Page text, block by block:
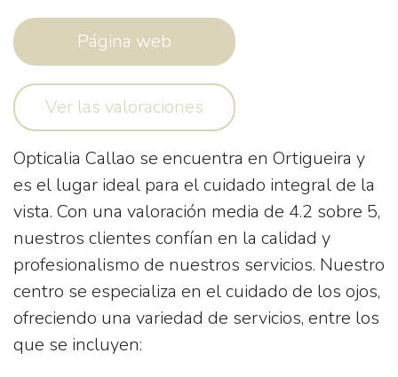
Página web
Ver las valoraciones
Opticalia Callao se encuentra en Ortigueira y
es el lugar ideal para el cuidado integral de la
vista. Con una valoración media de 4.2 sobre 5,
nuestros clientes confían en la calidad y
profesionalismo de nuestros servicios. Nuestro
centro se especializa en el cuidado de los ojos,
ofreciendo una variedad de servicios, entre los
que se incluyen: